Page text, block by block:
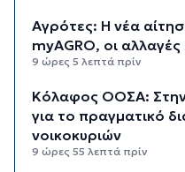
Αγρότες: Η νέα
myAGRO, οι αλλαγές
9 ώρες 5 λεπτά πρίν
Κόλαφος ΟΟΣΑ: Στην
για το πραγματικό
νοικοκυριών
9 ώρες 55 λεπτά πρίν